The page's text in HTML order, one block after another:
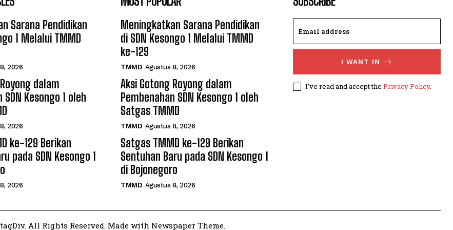
Sarana Pendidikan
1 Melalui TMMD
2026
dalam
Kesongo 1 oleh
2026
ke-129 Berikan
pada SDN Kesongo 1
2026
Meningkatkan Sarana Pendidikan
di SDN Kesongo 1 Melalui TMMD
ke-129
TMMD Agustus 8, 2026
Aksi Gotong Royong dalam
Pembenahan SDN Kesongo 1 oleh
Satgas TMMD
TMMD Agustus 8, 2026
Satgas TMMD ke-129 Berikan
Sentuhan Baru pada SDN Kesongo 1
di Bojonegoro
TMMD Agustus 8, 2026
I WANT IN
I've read and accept the Privacy Policy.
All Rights Reserved. Made with Newspaper Theme.